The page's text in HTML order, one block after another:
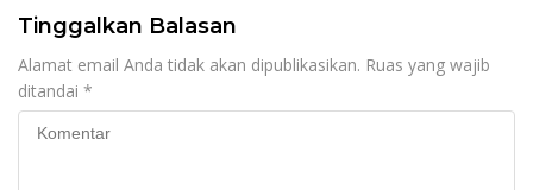
Tinggalkan Balasan
Alamat email Anda tidak akan dipublikasikan. Ruas yang wajib
ditandai *